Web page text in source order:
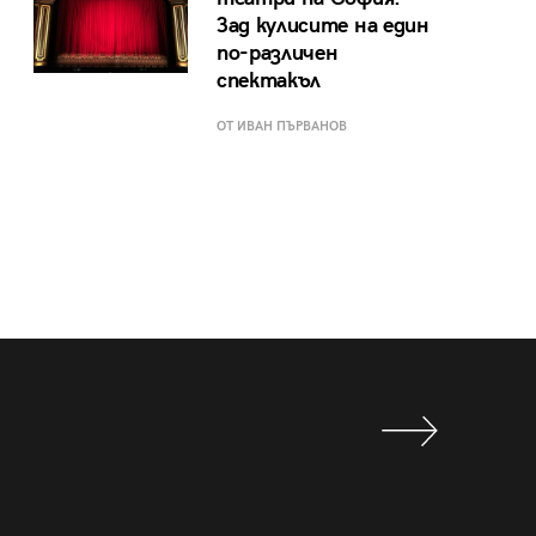
Зад кулисите на един
по-различен
спектакъл
ОТ ИВАН ПЪРВАНОВ